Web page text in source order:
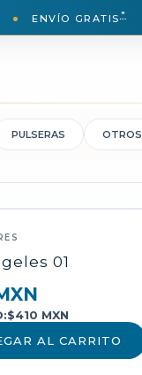
ENVÍO GRATIS *
PULSERAS OTROS
01
$410 MXN
AL CARRITO